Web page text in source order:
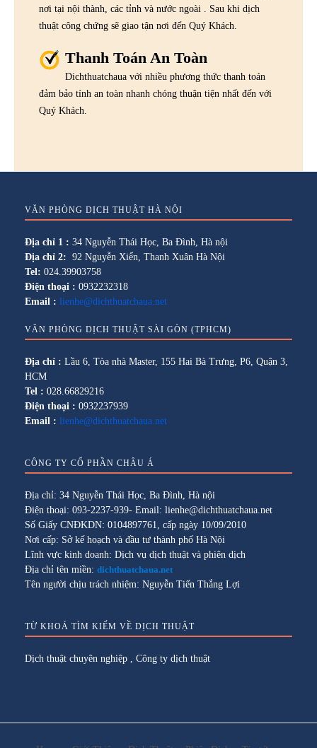
nơi tại nội thành, các tỉnh và nước ngoài . Sau khi dịch
thuật công chứng sẽ giao tận nơi đến Quý Khách.
Thanh Toán An Toàn
Dichthuatchaua với nhiều phương thức thanh toán
đảm bảo tính an toàn nhanh chóng thuận tiện nhất đến với
Quý Khách.
VĂN PHÒNG DỊCH THUẬT HÀ NỘI
Địa chỉ 1 : 34 Nguyễn Thái Học, Ba Đình, Hà nội
Địa chỉ 2: 92 Nguyễn Xiển, Thanh Xuân Hà Nội
Tel: 024.39903758
Điện thoại : 0932232318
Email : lienhe@dichthuatchaua.net
VĂN PHÒNG DỊCH THUẬT SÀI GÒN (TPHCM)
Địa chỉ : Lầu 6, Tòa nhà Master, 155 Hai Bà Trưng, P6, Quận 3,
HCM
Tel : 028.66829216
Điện thoại : 0932237939
Email : lienhe@dichthuatchaua.net
CÔNG TY CỔ PHẦN CHÂU Á
Địa chỉ: 34 Nguyễn Thái Học, Ba Đình, Hà nội
Điện thoại: 093-2237-939- Email: lienhe@dichthuatchaua.net
Số Giấy CNĐKDN: 0104897761, cấp ngày 10/09/2010
Nơi cấp: Sở kế hoạch và đầu tư thành phố Hà Nội
Lĩnh vực kinh doanh: Dịch vụ dịch thuật và phiên dịch
Địa chỉ tên miền: dichthuatchaua.net
Tên người chịu trách nhiệm: Nguyễn Tiến Thắng Lợi
TỪ KHOÁ TÌM KIẾM VỀ DỊCH THUẬT
Dịch thuật chuyên nghiệp , Công ty dịch thuật